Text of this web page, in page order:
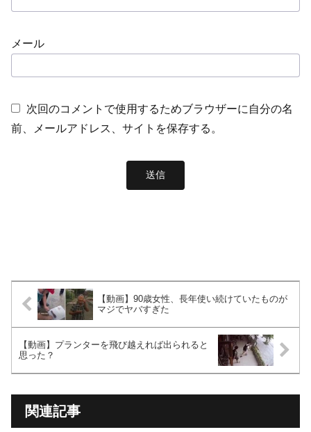
メール
次回のコメントで使用するためブラウザーに自分の名
前、メールアドレス、サイトを保存する。
【動画】90歳女性、長年使い続けていたものが
マジでヤバすぎた
【動画】プランターを飛び越えれば出られると
思った？
関連記事